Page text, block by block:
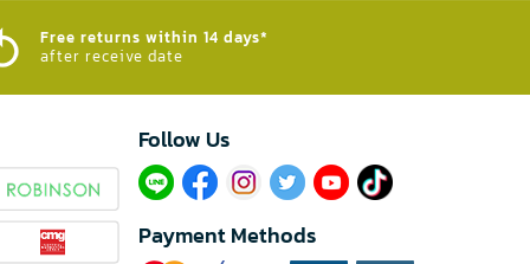
Free returns within 14 days*
after receive date
Follow Us​
Payment Methods